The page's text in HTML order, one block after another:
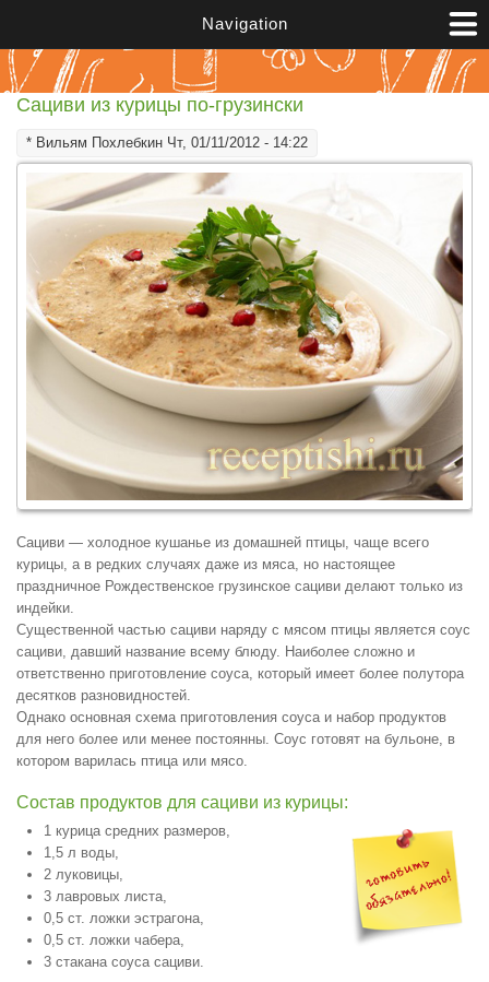
Navigation
Сациви из курицы по-грузински
* Вильям Похлебкин Чт, 01/11/2012 - 14:22
Сациви — холодное кушанье из домашней птицы, чаще всего
курицы, а в редких случаях даже из мяса, но настоящее
праздничное Рождественское грузинское сациви делают только из
индейки.
Существенной частью сациви наряду с мясом птицы является соус
сациви, давший название всему блюду. Наиболее сложно и
ответственно приготовление соуса, который имеет более полутора
десятков разновидностей.
Однако основная схема приготовления соуса и набор продуктов
для него более или менее постоянны. Соус готовят на бульоне, в
котором варилась птица или мясо.
Состав продуктов для сациви из курицы:
1 курица средних размеров,
1,5 л воды,
2 луковицы,
3 лавровых листа,
0,5 ст. ложки эстрагона,
0,5 ст. ложки чабера,
3 стакана соуса сациви.